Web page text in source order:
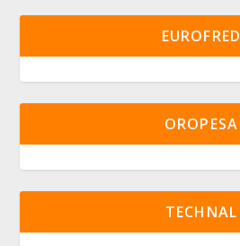
EUROFRED
OROPESA
TECHNAL